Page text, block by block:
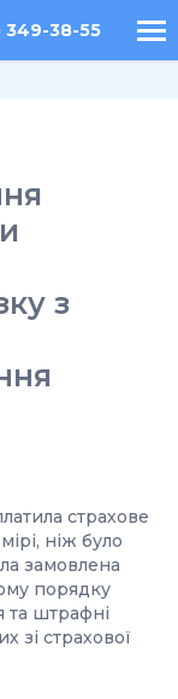
349-38-55
з
страхове
ніж було
замовлена
порядку
та штрафні
зі страхової